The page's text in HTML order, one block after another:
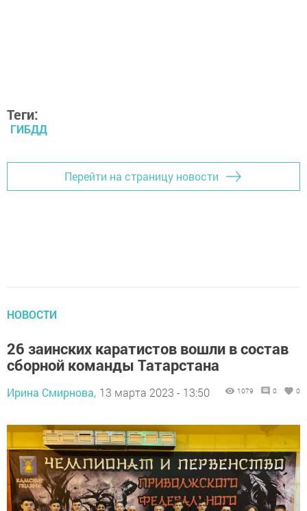
Теги:
ГИБДД
Перейти на страницу новости
НОВОСТИ
26 заинских каратистов вошли в состав
сборной команды Татарстана
Ирина Смирнова, 13 марта 2023 - 13:50 1079 0 0